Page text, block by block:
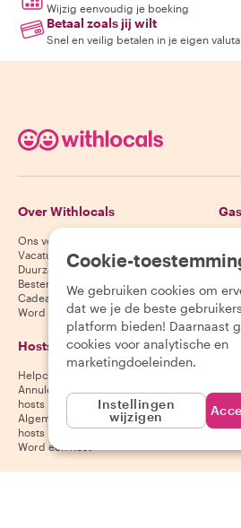
Wijzig eenvoudig je boeking
Betaal zoals jij wilt
Snel en veilig betalen in je eigen valuta
Over Withlocals
Ons verhaal
Vacatures
Duurzaamheid
Bestemmingen
Cadeaubonnen
Word partner
Hosts
Helpcentrum voor hosts
Annuleringsvoorwaarden voor
hosts
Algemene voorwaarden voor
hosts
Word een host
Cookie-
We gebruiken cookies om
dat we je de beste
platform bieden! Daarnaast
cookies voor analytische en
marketingdoeleinden.
Instellingen
wijzigen